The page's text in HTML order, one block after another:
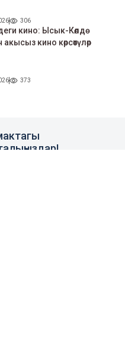
306
кино: Ысык-Көлдө
кино көрсөтүлөр
373